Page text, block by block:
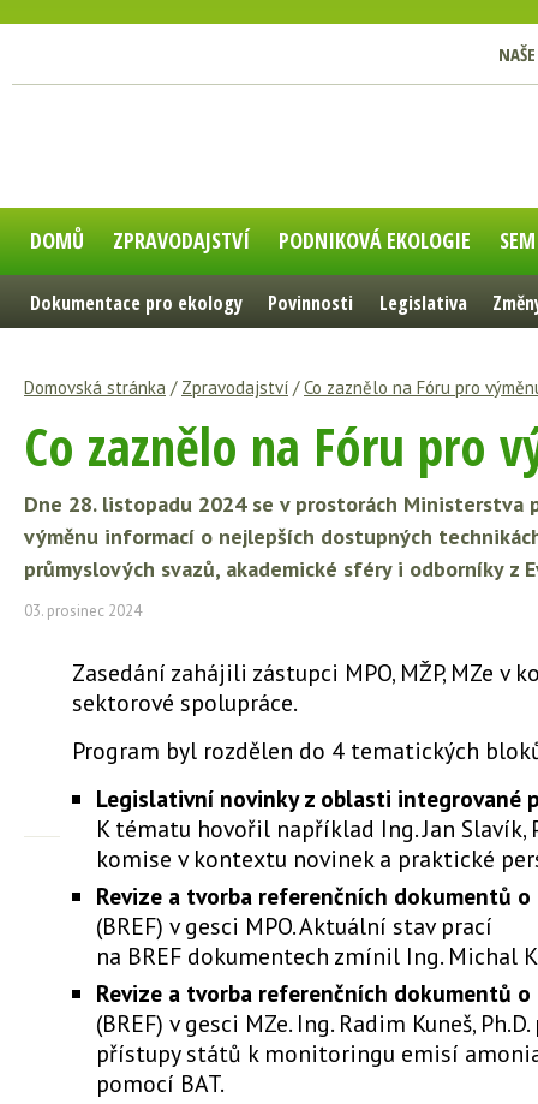
DOMŮ ZPRAVODAJSTVÍ PODNIKOVÁ EKOLOGIE
Dokumentace pro ekology Povinnosti Legislativa
Domovská stránka / Zpravodajství /Co zaznělo na Fóru pro
Co zaznělo na Fóru pro
Dne 28. listopadu 2024 se v prostorách Ministerstva
výměnu informací o nejlepších dostupných
průmyslových svazů, akademické sféry i odborníky z
03. prosinec 2024
Zasedání zahájili zástupci MPO, MŽP, MZe v
sektorové spolupráce.
Program byl rozdělen do 4 tematických
Legislativní novinky z oblasti integrované
K tématu hovořil například Ing. Jan Slavík,
komise v kontextu novinek a praktické
Revize a tvorba referenčních dokumentů o
(BREF) v gesci MPO. Aktuální stav prací
na BREF dokumentech zmínil Ing. Michal
Revize a tvorba referenčních dokumentů o
(BREF) v gesci MZe. Ing. Radim Kuneš,
přístupy států k monitoringu emisí
pomocí BAT.